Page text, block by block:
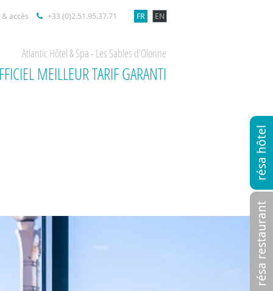
résa restaurant
résa hôtel
accès +33 (0)2.51.95.37.71 FR EN
Atlantic Hôtel & Spa - Les Sables d'Olonne
MEILLEUR TARIF GARANTI